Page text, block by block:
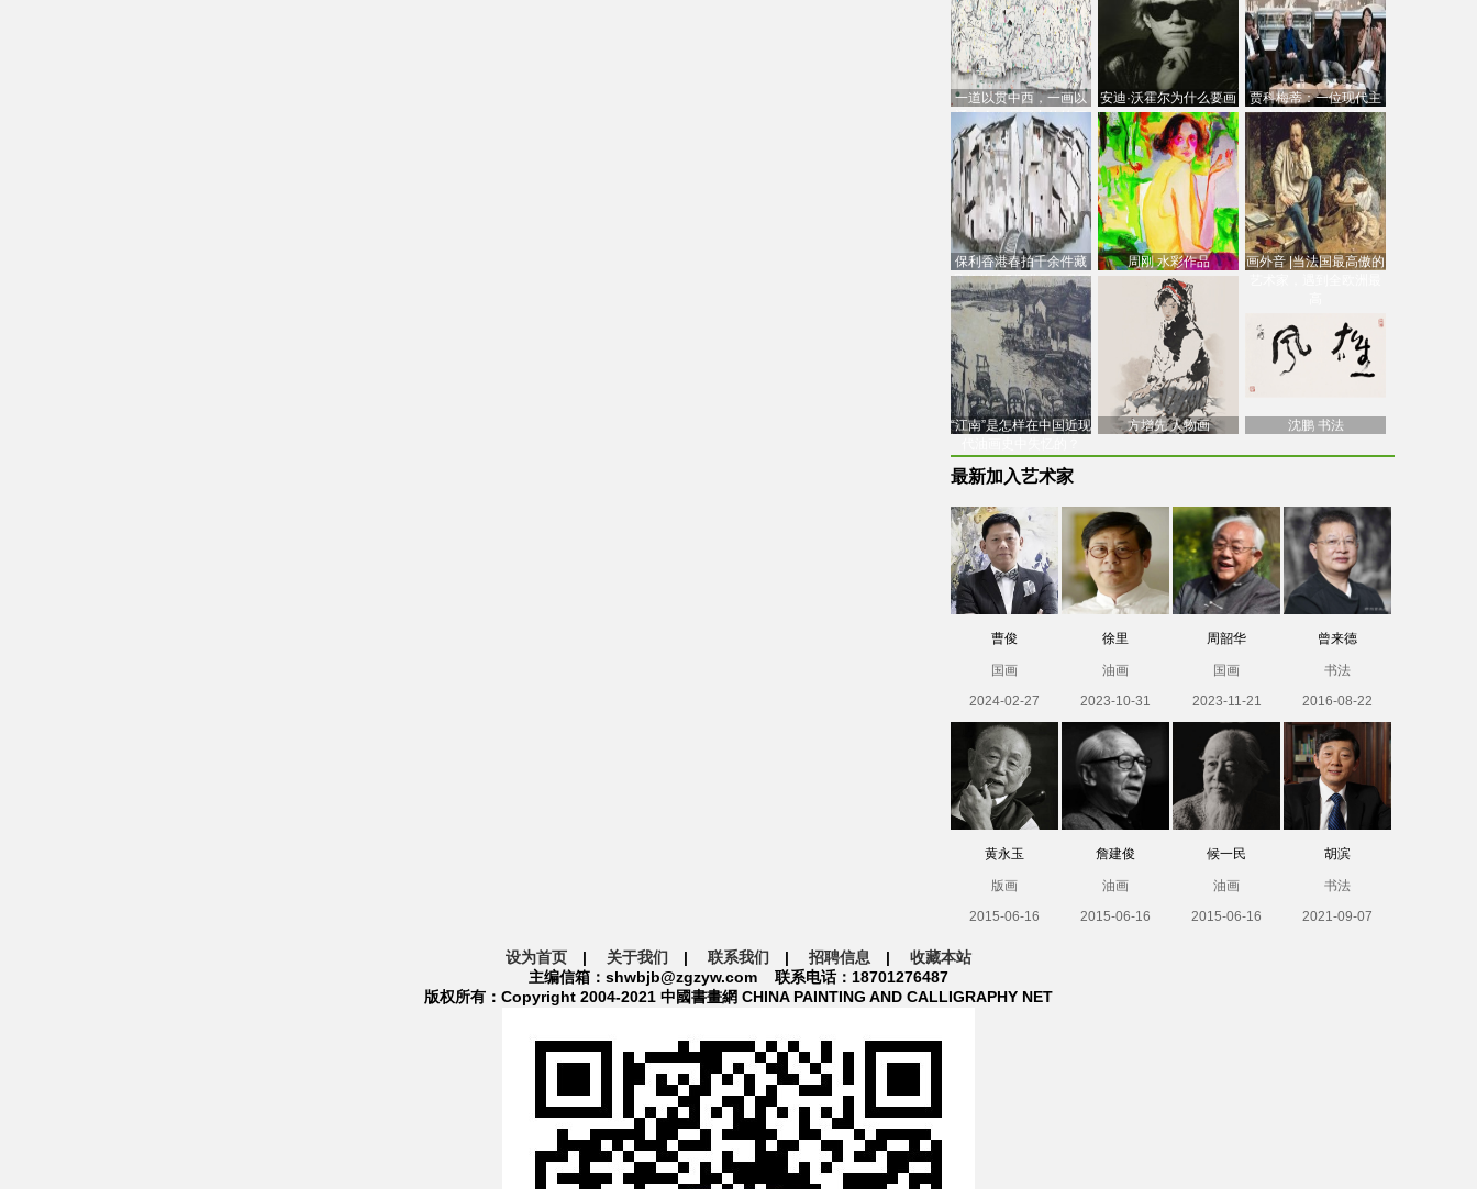
一道以贯中西，一画以
通古今：吴冠中的绘画
创
安迪·沃霍尔为什么要画
芭比
贾科梅蒂：一位现代主
义的“当代”艺术家
保利香港春拍千余件藏
品估价逾7亿港元，吴冠
中
周刚 水彩作品
画外音 |当法国最高傲的
“江南”是怎样在中国近现
方增先 人物画 沈鹏 书法
最新加入艺术家
曹俊
国画
2024-02-27
徐里
油画
2023-10-31
周韶华
国画
2023-11-21
曾来德
书法
2016-08-22
黄永玉
版画
2015-06-16
詹建俊
油画
2015-06-16
候一民
油画
2015-06-16
胡滨
书法
2021-09-07
设为首页 | 关于我们 | 联系我们 | 招聘信息 | 收藏本站
主编信箱：shwbjb@zgzyw.com 联系电话：18701276487
版权所有：Copyright 2004-2021 中國書畫網 CHINA PAINTING AND CALLIGRAPHY NET